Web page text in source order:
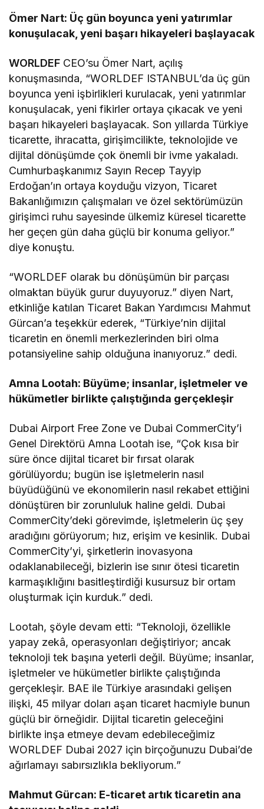
Ömer Nart: Üç gün boyuncayeni yatırımlar
konuşulacak, yeni başarı hikayeleri başlayacak
WORLDEF CEO’su Ömer Nart, açılış
konuşmasında, “WORLDEF ISTANBUL’da üç gün
boyunca yeni işbirlikleri kurulacak, yeni yatırımlar
konuşulacak, yeni fikirler ortaya çıkacak ve yeni
başarı hikayeleri başlayacak. Son yıllarda Türkiye
ticarette, ihracatta, girişimcilikte, teknolojide ve
dijital dönüşümde çok önemli bir ivme yakaladı.
Cumhurbaşkanımız Sayın Recep Tayyip
Erdoğan’ın ortaya koyduğu vizyon, Ticaret
Bakanlığımızın çalışmaları ve özel sektörümüzün
girişimci ruhu sayesinde ülkemiz küresel ticarette
her geçen gün daha güçlü bir konuma geliyor.”
diye konuştu.
“WORLDEF olarak bu dönüşümün bir parçası
olmaktan büyük gurur duyuyoruz.” diyen Nart,
etkinliğe katılan Ticaret Bakan Yardımcısı Mahmut
Gürcan’a teşekkür ederek, “Türkiye’nin dijital
ticaretin en önemli merkezlerinden biri olma
potansiyeline sahip olduğuna inanıyoruz.” dedi.
Amna Lootah: Büyüme; insanlar, işletmeler ve
hükümetler birlikte çalıştığında gerçekleşir
Dubai Airport Free Zone ve Dubai CommerCity’i
Genel Direktörü Amna Lootah ise, “Çok kısa bir
süre önce dijital ticaret bir fırsat olarak
görülüyordu; bugün ise işletmelerin nasıl
büyüdüğünü ve ekonomilerin nasıl rekabet ettiğini
dönüştüren bir zorunluluk haline geldi. Dubai
CommerCity’deki görevimde, işletmelerin üç şey
aradığını görüyorum; hız, erişim ve kesinlik. Dubai
CommerCity’yi, şirketlerin inovasyona
odaklanabileceği, bizlerin ise sınır ötesi ticaretin
karmaşıklığını basitleştirdiği kusursuz bir ortam
oluşturmak için kurduk.” dedi.
Lootah, şöyle devam etti: “Teknoloji, özellikle
yapay zekâ, operasyonları değiştiriyor; ancak
teknoloji tek başına yeterli değil. Büyüme; insanlar,
işletmeler ve hükümetler birlikte çalıştığında
gerçekleşir. BAE ile Türkiye arasındaki gelişen
ilişki, 45 milyar doları aşan ticaret hacmiyle bunun
güçlü bir örneğidir. Dijital ticaretin geleceğini
birlikte inşa etmeye devam edebileceğimiz
WORLDEF Dubai 2027 için birçoğunuzu Dubai’de
ağırlamayı sabırsızlıkla bekliyorum.”
Mahmut Gürcan: E-ticaret artık ticaretin ana